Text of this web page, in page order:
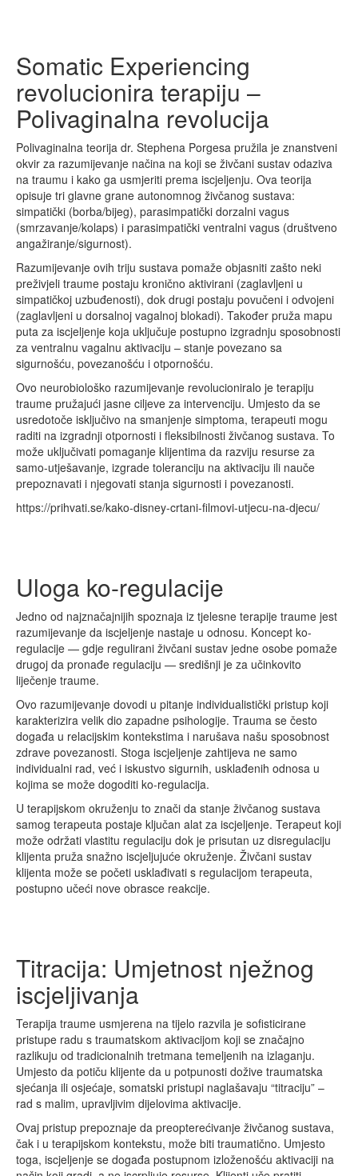
Somatic Experiencing
revolucionira terapiju –
Polivaginalna revolucija
Polivaginalna teorija dr. Stephena Porgesa pružila je znanstveni
okvir za razumijevanje načina na koji se živčani sustav odaziva
na traumu i kako ga usmjeriti prema iscjeljenju. Ova teorija
opisuje tri glavne grane autonomnog živčanog sustava:
simpatički (borba/bijeg), parasimpatički dorzalni vagus
(smrzavanje/kolaps) i parasimpatički ventralni vagus (društveno
angažiranje/sigurnost).
Razumijevanje ovih triju sustava pomaže objasniti zašto neki
preživjeli traume postaju kronično aktivirani (zaglavljeni u
simpatičkoj uzbuđenosti), dok drugi postaju povučeni i odvojeni
(zaglavljeni u dorsalnoj vagalnoj blokadi). Također pruža mapu
puta za iscjeljenje koja uključuje postupno izgradnju sposobnosti
za ventralnu vagalnu aktivaciju – stanje povezano sa
sigurnošću, povezanošću i otpornošću.
Ovo neurobiološko razumijevanje revolucioniralo je terapiju
traume pružajući jasne ciljeve za intervenciju. Umjesto da se
usredotoče isključivo na smanjenje simptoma, terapeuti mogu
raditi na izgradnji otpornosti i fleksibilnosti živčanog sustava. To
može uključivati pomaganje klijentima da razviju resurse za
samo-utješavanje, izgrade toleranciju na aktivaciju ili nauče
prepoznavati i njegovati stanja sigurnosti i povezanosti.
https://prihvati.se/kako-disney-crtani-filmovi-utjecu-na-djecu/
Uloga ko-regulacije
Jedno od najznačajnijih spoznaja iz tjelesne terapije traume jest
razumijevanje da iscjeljenje nastaje u odnosu. Koncept ko-
regulacije — gdje regulirani živčani sustav jedne osobe pomaže
drugoj da pronađe regulaciju — središnji je za učinkovito
liječenje traume.
Ovo razumijevanje dovodi u pitanje individualistički pristup koji
karakterizira velik dio zapadne psihologije. Trauma se često
događa u relacijskim kontekstima i narušava našu sposobnost
zdrave povezanosti. Stoga iscjeljenje zahtijeva ne samo
individualni rad, već i iskustvo sigurnih, usklađenih odnosa u
kojima se može dogoditi ko-regulacija.
U terapijskom okruženju to znači da stanje živčanog sustava
samog terapeuta postaje ključan alat za iscjeljenje. Terapeut koji
može održati vlastitu regulaciju dok je prisutan uz disregulaciju
klijenta pruža snažno iscjeljujuće okruženje. Živčani sustav
klijenta može se početi usklađivati s regulacijom terapeuta,
postupno učeći nove obrasce reakcije.
Titracija: Umjetnost nježnog
iscjeljivanja
Terapija traume usmjerena na tijelo razvila je sofisticirane
pristupe radu s traumatskom aktivacijom koji se značajno
razlikuju od tradicionalnih tretmana temeljenih na izlaganju.
Umjesto da potiču klijente da u potpunosti dožive traumatska
sjećanja ili osjećaje, somatski pristupi naglašavaju “titraciju” –
rad s malim, upravljivim dijelovima aktivacije.
Ovaj pristup prepoznaje da preopterećivanje živčanog sustava,
čak i u terapijskom kontekstu, može biti traumatično. Umjesto
toga, iscjeljenje se događa postupnom izloženošću aktivaciji na